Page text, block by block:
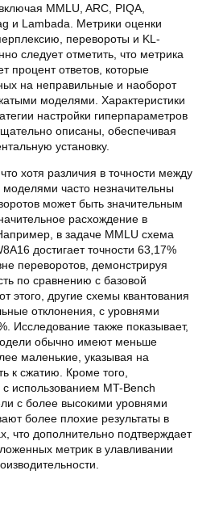
MMLU, ARC, PIQA,
и Lambada. Метрики оценки
перевороты и KL-
следует отметить, что метрика
процент ответов, которые
на неправильные и наоборот
моделями. Характеристики
настройки гиперпараметров
описаны, обеспечивая
установку.
хотя различия в точности между
часто незначительны
может быть значительным
расхождение в
в задаче MMLU схема
достигает точности 63,17%
переворотов, демонстрируя
по сравнению с базовой
этого, другие схемы квантования
отклонения, с уровнями
Исследование также показывает,
обычно имеют меньше
маленькие, указывая на
к сжатию. Кроме того,
с использованием MT-Bench
с более высокими уровнями
более плохие результаты в
что дополнительно подтверждает
метрик в улавливании